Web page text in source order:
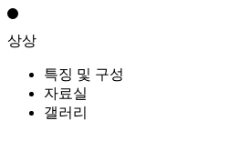
상상
특징 및 구성
자료실
갤러리